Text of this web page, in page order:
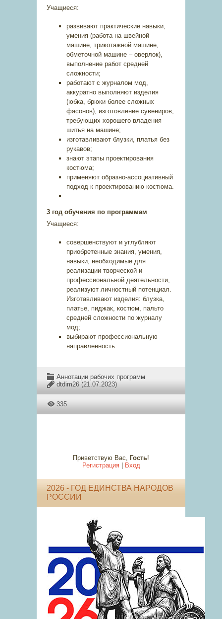
Учащиеся:
развивают практические навыки,
умения (работа на швейной
машине, трикотажной машине,
обметочной машине – оверлок),
выполнение работ средней
сложности;
работают с журналом мод,
аккуратно выполняют изделия
(юбка, брюки более сложных
фасонов), изготовление сувениров,
требующих хорошего владения
шитья на машине;
изготавливают блузки, платья без
рукавов;
знают этапы проектирования
костюма;
применяют образно-ассоциативный
подход к проектированию костюма.
3 год обучения по программам
Учащиеся:
совершенствуют и углубляют
приобретенные знания, умения,
навыки, необходимые для
реализации творческой и
профессиональной деятельности,
реализуют личностный потенциал.
Изготавливают изделия: блузка,
платье, пиджак, костюм, пальто
средней сложности по журналу
мод;
выбирают профессиональную
направленность.
Аннотации рабочих программ
dtdim26 (21.07.2023)
335
Приветствую Вас, Гость!
Регистрация| Вход
2026 - ГОД ЕДИНСТВА НАРОДОВ
РОССИИ